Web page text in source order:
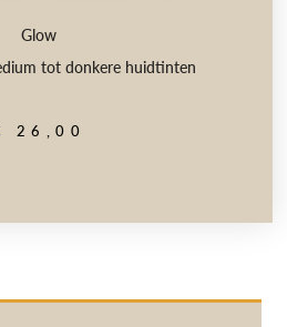
Glow
tot donkere huidtinten
26,00